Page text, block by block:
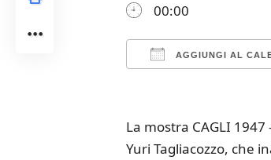
00:00
AGGIUNGI AL
La mostra CAGLI
Yuri Tagliacozzo, che